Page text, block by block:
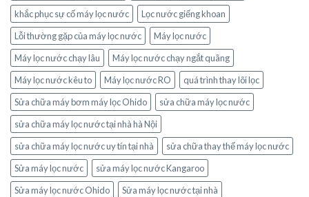
khắc phục sự cố máy lọc nước
Lọc nước giếng khoan
Lỗi thường gặp của máy lọc nước
Máy lọc nước
Máy lọc nước chạy lâu
Máy lọc nước chạy ngắt quãng
Máy lọc nước kêu to
Máy lọc nước RO
quá trình thay lõi lọc
Sửa chữa máy bơm máy lọc Ohido
sửa chữa máy lọc nước
sửa chữa máy lọc nước tại nhà hà Nội
sửa chữa máy lọc nước uy tín tại nhà
sửa chữa thay thế máy lọc nước
Sửa máy lọc nước
sửa máy lọc nước Kangaroo
Sửa máy lọc nước Ohido
Sửa máy lọc nước tại nhà